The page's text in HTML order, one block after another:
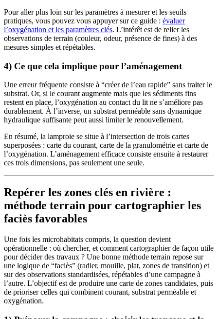
Pour aller plus loin sur les paramètres à mesurer et les seuils
pratiques, vous pouvez vous appuyer sur ce guide : évaluer
l’oxygénation et les paramètres clés. L’intérêt est de relier les
observations de terrain (couleur, odeur, présence de fines) à des
mesures simples et répétables.
4) Ce que cela implique pour l’aménagement
Une erreur fréquente consiste à “créer de l’eau rapide” sans traiter le
substrat. Or, si le courant augmente mais que les sédiments fins
restent en place, l’oxygénation au contact du lit ne s’améliore pas
durablement. À l’inverse, un substrat perméable sans dynamique
hydraulique suffisante peut aussi limiter le renouvellement.
En résumé, la lamproie se situe à l’intersection de trois cartes
superposées : carte du courant, carte de la granulométrie et carte de
l’oxygénation. L’aménagement efficace consiste ensuite à restaurer
ces trois dimensions, pas seulement une seule.
Repérer les zones clés en rivière :
méthode terrain pour cartographier les
faciès favorables
Une fois les microhabitats compris, la question devient
opérationnelle : où chercher, et comment cartographier de façon utile
pour décider des travaux ? Une bonne méthode terrain repose sur
une logique de “faciès” (radier, mouille, plat, zones de transition) et
sur des observations standardisées, répétables d’une campagne à
l’autre. L’objectif est de produire une carte de zones candidates, puis
de prioriser celles qui combinent courant, substrat perméable et
oxygénation.